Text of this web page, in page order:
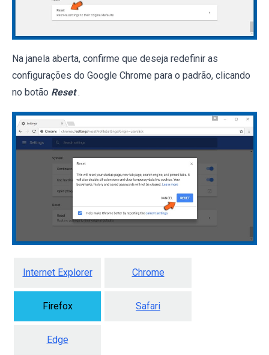
Na janela aberta, confirme que deseja redefinir as
configurações do Google Chrome para o padrão, clicando
no botão Reset .
Internet Explorer Chrome
Firefox Safari
Edge